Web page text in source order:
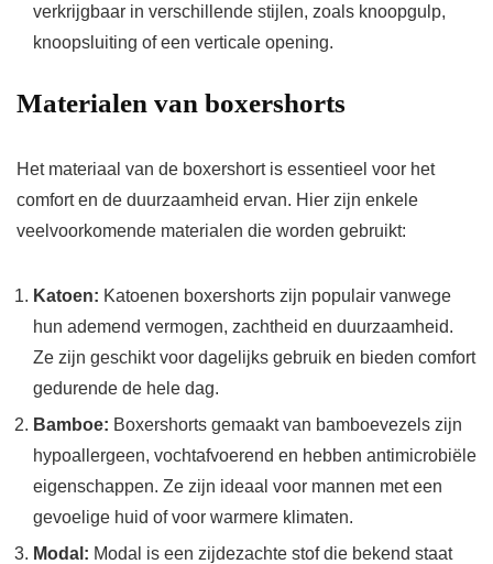
verkrijgbaar in verschillende stijlen, zoals knoopgulp,
knoopsluiting of een verticale opening.
Materialen van boxershorts
Het materiaal van de boxershort is essentieel voor het
comfort en de duurzaamheid ervan. Hier zijn enkele
veelvoorkomende materialen die worden gebruikt:
Katoen: Katoenen boxershorts zijn populair vanwege
hun ademend vermogen, zachtheid en duurzaamheid.
Ze zijn geschikt voor dagelijks gebruik en bieden comfort
gedurende de hele dag.
Bamboe: Boxershorts gemaakt van bamboevezels zijn
hypoallergeen, vochtafvoerend en hebben antimicrobiële
eigenschappen. Ze zijn ideaal voor mannen met een
gevoelige huid of voor warmere klimaten.
Modal: Modal is een zijdezachte stof die bekend staat